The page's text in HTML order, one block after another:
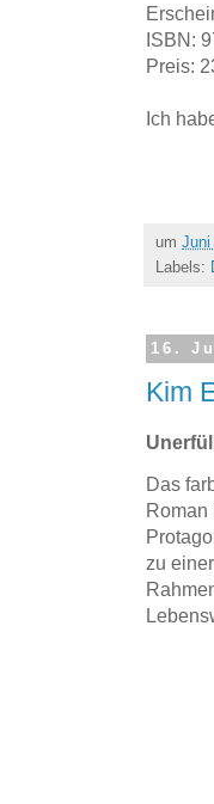
ISBN:
Preis:
Ich
um Juni
Labels:
16.
Kim
Das
Roman
zu